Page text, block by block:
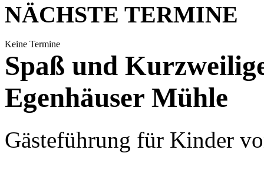
NÄCHSTE TERMINE
Keine Termine
Spaß und
Egenhäuser Mühle
Gästeführung für Kinder